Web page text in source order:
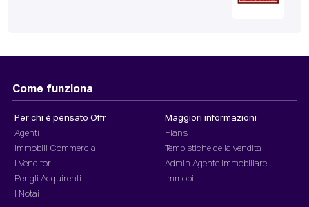
Come funziona
Per chi è pensato Offr
Agenti
Immobili Commerciali
I Venditori
Per gli Acquirenti
I Notai
Maggiori informazioni
Plans
Tempistiche della vendita
Admin Agente Immobiliare
Immobili